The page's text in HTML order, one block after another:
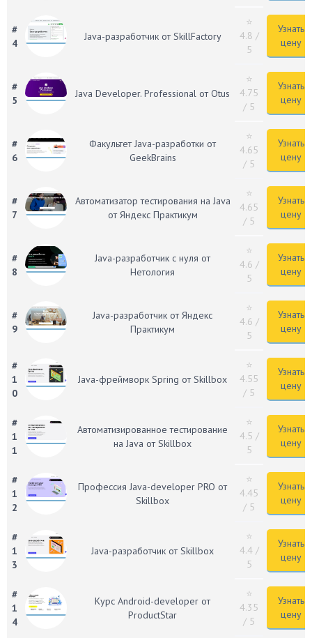
#
4
Java-разработчик от SkillFactory
⭐
4.8 /
5
Узнать
цену
#
5
Java Developer. Professional от Otus
⭐
4.75
/ 5
Узнать
цену
#
6
Факультет Java-разработки от
GeekBrains
⭐
4.65
/ 5
Узнать
цену
#
7
Автоматизатор тестирования на Java
от Яндекс Практикум
⭐
4.65
/ 5
Узнать
цену
#
8
Java-разработчик с нуля от
Нетология
⭐
4.6 /
5
Узнать
цену
#
9
Java-разработчик от Яндекс
Практикум
⭐
4.6 /
5
Узнать
цену
#
1
0
Java-фреймворк Spring от Skillbox
⭐
4.55
/ 5
Узнать
цену
#
1
1
Автоматизирован­ное тестирование
на Java от Skillbox
⭐
4.5 /
5
Узнать
цену
#
1
2
Профессия Java-developer PRO от
Skillbox
⭐
4.45
/ 5
Узнать
цену
#
1
3
Java-разработчик от Skillbox
⭐
4.4/
5
Узнать
цену
#
1
4
Курс Android-developer от
ProductStar
⭐
4.35
/ 5
Узнать
цену